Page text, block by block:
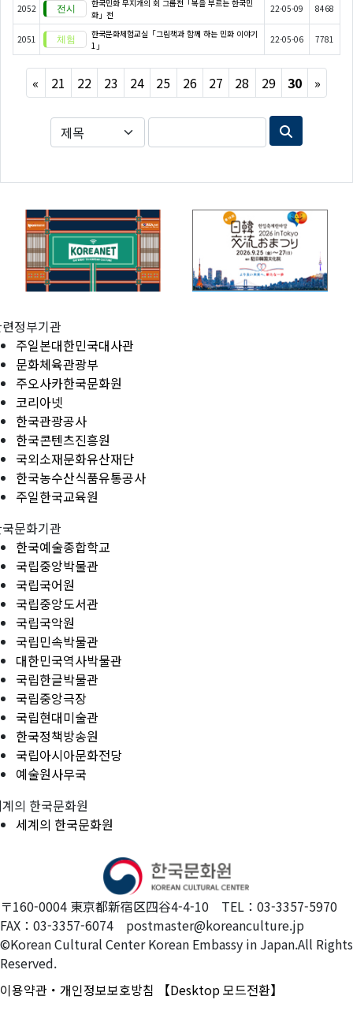
2052
한국민화 무지개의 회 그룹전「복을 부르는 한국민
화」전
22-05-09 8468
2051
한국문화체험교실「그림책과 함께 하는 민화 이야기
1」
22-05-06 7781
« Previous
21 22 23 24 25 26 27 28 29 30 »Next
정부기관
주일본대한민국대사관
문화체육관광부
주오사카한국문화원
코리아넷
한국관광공사
한국콘텐츠진흥원
국외소재문화유산재단
한국농수산식품유통공사
주일한국교육원
문화기관
한국예술종합학교
국립중앙박물관
국립국어원
국립중앙도서관
국립국악원
국립민속박물관
대한민국역사박물관
국립한글박물관
국립중앙극장
국립현대미술관
한국정책방송원
국립아시아문화전당
예술원사무국
의 한국문화원
세계의 한국문화원
〒160-0004 東京都新宿区四谷4-4-10 TEL：03-3357-5970
FAX：03-3357-6074 postmaster@koreanculture.jp
©Korean Cultural Center Korean Embassy in Japan.All Rights
Reserved.
이용약관・개인정보보호방침
【Desktop 모드전환】